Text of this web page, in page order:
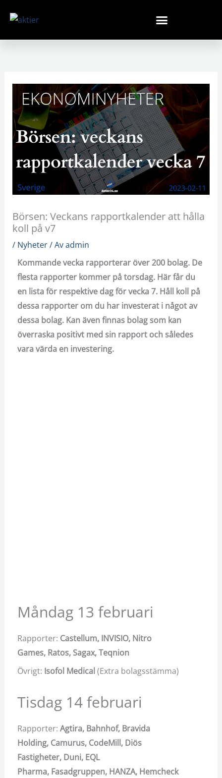
Börsen: Veckans rapportkalender att hålla
koll på v7
/ Nyheter/ Avadmin
Kommande vecka rapporterar över 200 bolag. De
flesta rapporter kommer på torsdag. Här får du
en lista för respektive dag för vecka 7. Håll koll på
dessa rapporter om du har investerat i något av
dessa bolag. Kan även finnas bolag som kan
överraska positivt med sin rapport och således
vara värda en investering.
Måndag 13 februari
Rapporter: Castellum, INVISIO, Nitro
Games, Ratos, Sagax,Teqnion
Övrigt: Isofol Medical (Extra bolagsstämma)
Tisdag 14 februari
Rapporter: Agtira, Bahnhof, Bravida
Holding, Camurus, CodeMill, Diös
Fastigheter, Duni, EQL
Pharma, Fasadgruppen, HANZA, Hemcheck